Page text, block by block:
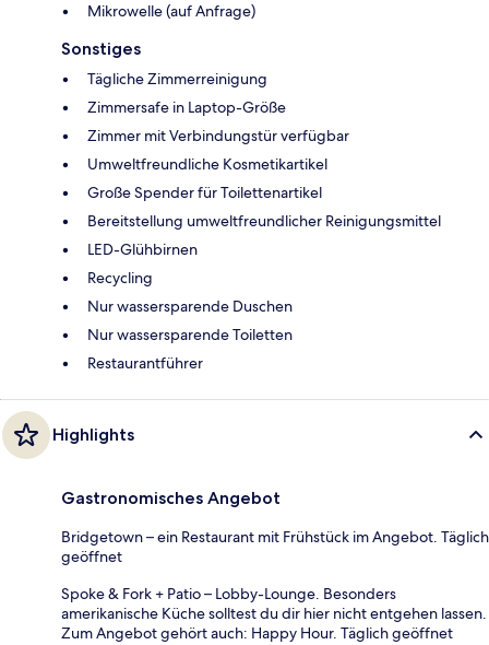
Mikrowelle (auf Anfrage)
Sonstiges
Tägliche Zimmerreinigung
Zimmersafe in Laptop-Größe
Zimmer mit Verbindungstür verfügbar
Umweltfreundliche Kosmetikartikel
Große Spender für Toilettenartikel
Bereitstellung umweltfreundlicher Reinigungsmittel
LED-Glühbirnen
Recycling
Nur wassersparende Duschen
Nur wassersparende Toiletten
Restaurantführer
Highlights
Gastronomisches Angebot
Bridgetown – ein Restaurant mit Frühstück im Angebot. Täglich
geöffnet
Spoke & Fork + Patio – Lobby-Lounge. Besonders
amerikanische Küche solltest du dir hier nicht entgehen lassen.
Zum Angebot gehört auch: Happy Hour. Täglich geöffnet